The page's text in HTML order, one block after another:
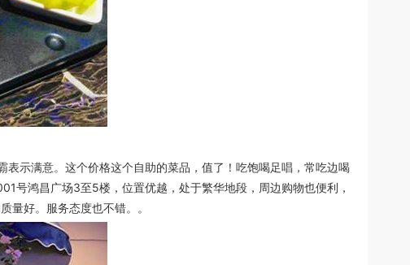
示满意。这个价格这个自助的菜品，值了！吃饱喝足唱，常吃边喝
号鸿昌广场3至5楼，位置优越，处于繁华地段，周边购物也便利，
量好。服务态度也不错。。